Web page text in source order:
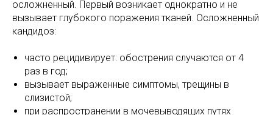
осложненный. Первый возникает однократно и не
вызывает глубокого поражения тканей. Осложненный
кандидоз:
часто рецидивирует: обострения случаются от 4
раз в год;
вызывает выраженные симптомы, трещины в
слизистой;
при распространении в мочевыводящих путях